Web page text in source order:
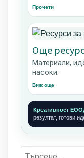
Прочети
Още
Материали,
насоки.
Виж още
Креативност
резултат, готови
Търсене